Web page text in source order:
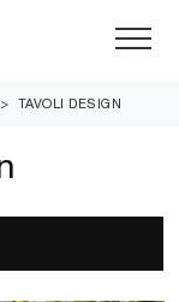
> TAVOLI DESIGN